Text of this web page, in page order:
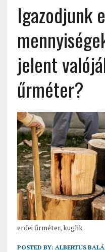
Igazodjunk
jelent
űrméter?
erdei űrméter, kuglik
POSTED BY: ALBERTUS